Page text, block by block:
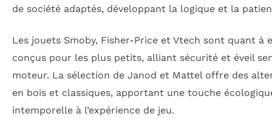
de société adaptés, développant la logique et la
Les jouets Smoby, Fisher-Price et Vtech sont quant à
conçus pour les plus petits, alliant sécurité et éveil
moteur. La sélection de Janod et Mattel offre des
en bois et classiques, apportant une touche
intemporelle à l’expérience de jeu.